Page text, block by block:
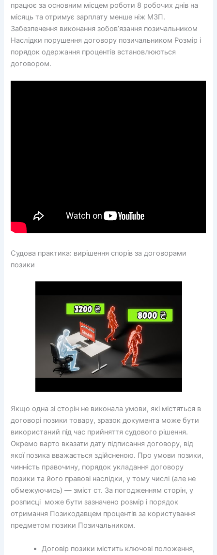
працює за основним місцем роботи 8 робочих днів на
місяць та отримує зарплату менше ніж МЗП.
Забезпечення виконання зобов’язання позичальником
Наслідки порушення договору позичальником Розмір і
порядок одержання процентів встановлюються
договором.
Судова практика: вирішення спорів за договорами
позики
Якщо одна зі сторін не виконала умови, які містяться в
договорі позики товару, зразок документа може бути
використаний під час прийняття судового рішення.
Окремо варто вказати дату підписання договору, від
якої позика вважається здійсненою. Про умови позики,
чинність правочину, порядок укла­дання договору
позики та його правові наслідки, у тому числі (але не
обмежуючись) — зміст ст. За погодженням сторін, у
розписці може бути зазначено розмір і порядок
отримання Позикодавцем процентів за користування
предметом позики Позичальником.
Договір позики містить ключові положення,